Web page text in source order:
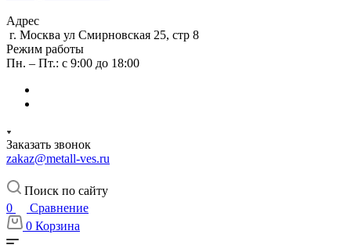
Адрес
г. Москва ул Смирновская 25, стр 8
Режим работы
Пн. – Пт.: с 9:00 до 18:00
Заказать звонок
zakaz@metall-ves.ru
Поиск по сайту
0
Сравнение
0 Корзина